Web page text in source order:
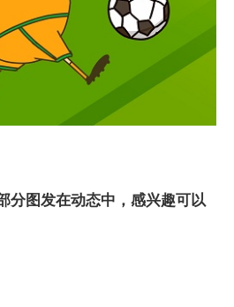
分图发在动态中，感兴趣可以